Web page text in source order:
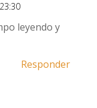
leyendo y
Responder